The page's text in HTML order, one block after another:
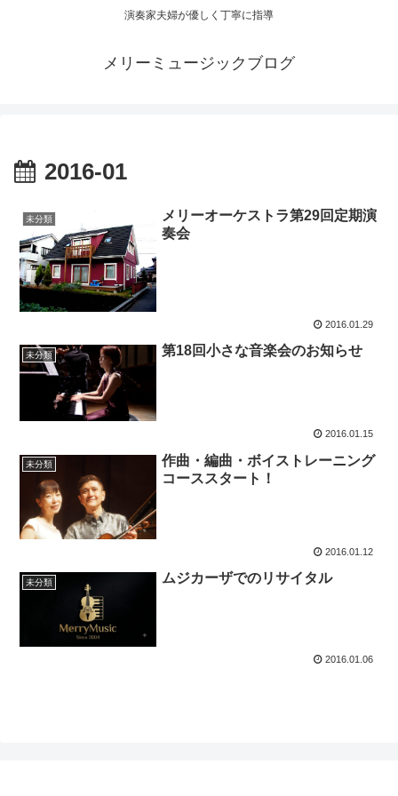
演奏家夫婦が優しく丁寧に指導
メリーミュージックブログ
2016-01
未分類
メリーオーケストラ第29回定期演
奏会
2016.01.29
未分類 第18回小さな音楽会のお知らせ
2016.01.15
未分類
作曲・編曲・ボイストレーニング
コーススタート！
2016.01.12
未分類 ムジカーザでのリサイタル
2016.01.06